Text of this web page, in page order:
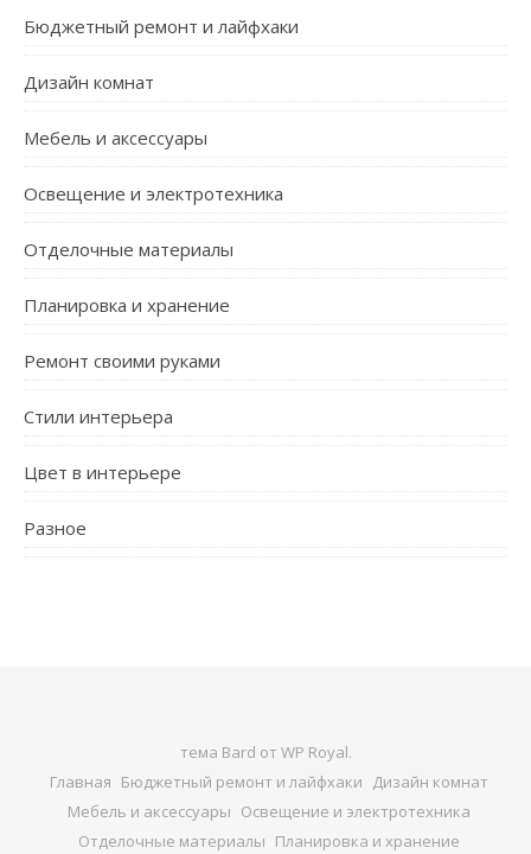
Бюджетный ремонт и лайфхаки
Дизайн комнат
Мебель и аксессуары
Освещение и электротехника
Отделочные материалы
Планировка и хранение
Ремонт своими руками
Стили интерьера
Цвет в интерьере
Разное
тема Bard от WP Royal.
Главная Бюджетный ремонт и лайфхаки Дизайн комнат
Мебель и аксессуары Освещение и электротехника
Отделочные материалы Планировка и хранение